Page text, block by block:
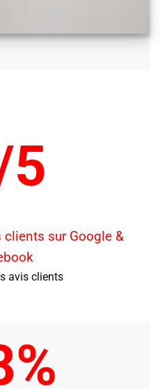
clients sur Google &
avis clients